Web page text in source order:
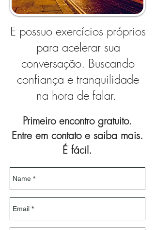
E possuo exercícios próprios
para acelerar sua
conversação. Buscando
confiança e tranquilidade
na hora de falar.
Primeiro encontro gratuito.
Entre em contato e saiba mais.
É fácil.